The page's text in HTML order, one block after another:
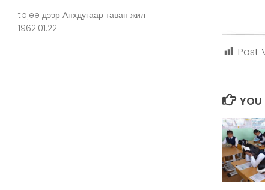
Post
YOU
tbjee дээр Анхдугаар таван жил
1962.01.22